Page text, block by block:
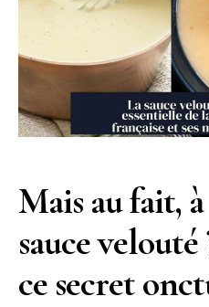
Mais au fait,
sauce
ce secret